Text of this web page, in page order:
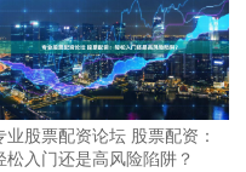
业股票配资论坛 股票配资：
松入门还是高风险陷阱？